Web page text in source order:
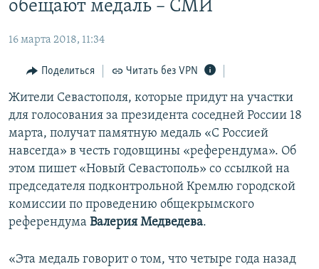
главной
навигации
Вернутся
поиску
11 ЛЕТ ОККУПАЦИИ КРЫМА. 11 ИСТОРИЙ СОПРОТИВЛЕНИЯ
ЕЩЕ
ИНТЕРАКТИВ
ИНФОГРАФИКА
ТЕЛЕПРОЕКТ КРЫМ.РЕАЛИИ
СОВЕТЫ ПРАВОЗАЩИТНИКОВ
ПРОПАВШИЕ БЕЗ ВЕСТИ
ПОБЕДИТЕЛЕЙ НЕ СУДЯТ?
КРЫМ.НЕПОКОРЕННЫЙ
РАДІО СВОБОДА
КАК ОБОЙТИ БЛОКИРОВКУ
Українською
ПРИСОЕДИНЯЙТЕСЬ!
обещают медаль – СМИ
16 марта 2018, 11:34
Поделиться Читать без VPN
Жители Севастополя, которые придут на участки
для голосования за президента соседней России 18
марта, получат памятную медаль «С Россией
навсегда» в честь годовщины «референдума». Об
этом пишет «Новый Севастополь» со ссылкой на
председателя подконтрольной Кремлю городской
комиссии по проведению общекрымского
референдума Валерия Медведева.
«Эта медаль говорит о том, что четыре года назад